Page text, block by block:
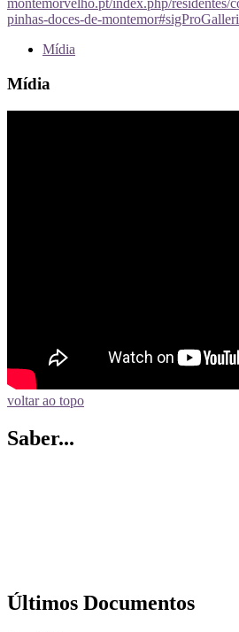
montemorvelho.pt/index.php/residentes/
pinhas-doces-de-
Mídia
Mídia
voltar ao topo
Saber...
Últimos Documentos